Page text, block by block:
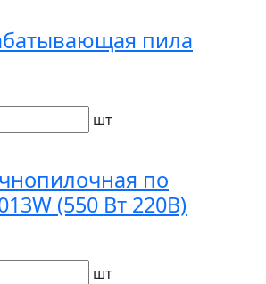
пила
шт
по
(550 Вт 220В)
шт